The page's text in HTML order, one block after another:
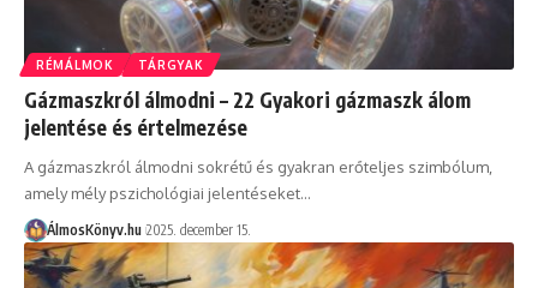
RÉMÁLMOK TÁRGYAK
Gázmaszkról álmodni – 22 Gyakori gázmaszk álom
jelentése és értelmezése
A gázmaszkról álmodni sokrétű és gyakran erőteljes szimbólum,
amely mély pszichológiai jelentéseket…
ÁlmosKönyv.hu 2025. december 15.